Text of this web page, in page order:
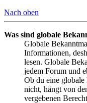
Nach oben
Was sind globale
Globale
Informationen,
lesen. Globale
jedem Forum und
Ob du eine globale
nicht, hängt von
vergebenen